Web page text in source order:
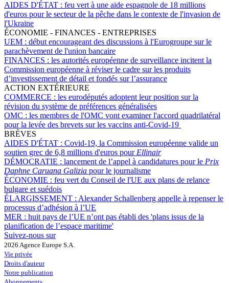
AIDES D'ÉTAT : feu vert à une aide espagnole de 18 millions
d'euros pour le secteur de la pêche dans le contexte de l'invasion de
l'Ukraine
ÉCONOMIE - FINANCES - ENTREPRISES
UEM : début encourageant des discussions à l'Eurogroupe sur le
parachèvement de l'union bancaire
FINANCES : les autorités européenne de surveillance incitent la
Commission européenne à réviser le cadre sur les produits
d’investissement de détail et fondés sur l’assurance
ACTION EXTÉRIEURE
COMMERCE : les eurodéputés adoptent leur position sur la
révision du système de préférences généralisées
OMC : les membres de l'OMC vont examiner l'accord quadrilatéral
pour la levée des brevets sur les vaccins anti-Covid-19
BRÈVES
AIDES D'ÉTAT : Covid-19, la Commission européenne valide un
soutien grec de 6,8 millions d'euros pour Ellinair
DÉMOCRATIE : lancement de l’appel à candidatures pour le Prix
Daphne Caruana Galizia pour le journalisme
ÉCONOMIE : feu vert du Conseil de l'UE aux plans de relance
bulgare et suédois
ÉLARGISSEMENT : Alexander Schallenberg appelle à repenser le
processus d’adhésion à l’UE
MER : huit pays de l’UE n’ont pas établi des 'plans issus de la
planification de l’espace maritime'
Suivez-nous sur
2026 Agence Europe S.A.
Vie privée
Droits d'auteur
Notre publication